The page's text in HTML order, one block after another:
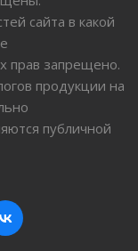
сайта в какой
прав запрещено.
продукции на
публичной